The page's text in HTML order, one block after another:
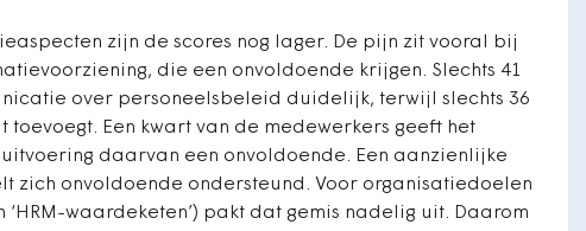
zijn de scores nog lager. De pijn zit vooral bij
die een onvoldoende krijgen. Slechts 41
over personeelsbeleid duidelijk, terwijl slechts 36
toevoegt. Een kwart van de medewerkers geeft het
daarvan een onvoldoende. Een aanzienlijke
zich onvoldoende ondersteund. Voor organisatiedoelen
‘HRM-waardeketen’) pakt dat gemis nadelig uit. Daarom